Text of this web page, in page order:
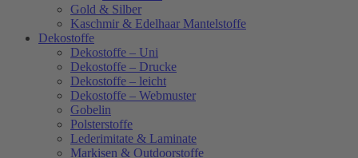
Gold & Silber
Kaschmir & Edelhaar Mantelstoffe
Dekostoffe
Dekostoffe – Uni
Dekostoffe – Drucke
Dekostoffe – leicht
Dekostoffe – Webmuster
Gobelin
Polsterstoffe
Lederimitate & Laminate
Markisen & Outdoorstoffe